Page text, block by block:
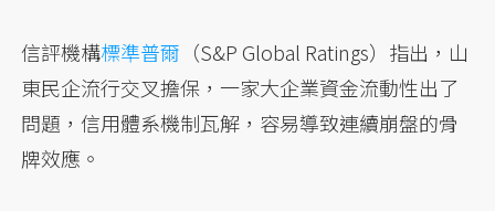
信評機構標準普爾 （S&P Global Ratings）指出，山
東民企流行交叉擔保，一家大企業資金流動性出了
問題，信用體系機制瓦解，容易導致連續崩盤的骨
牌效應。